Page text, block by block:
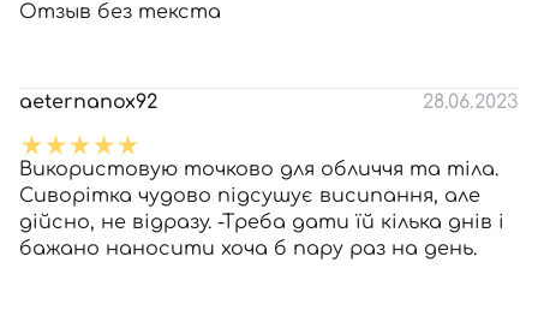
Отзыв без текста
aeternanox92 28.06.2023
Використовую точково для обличчя та тіла.
Сиворітка чудово підсушує висипання, але
дійсно, не відразу. -Треба дати їй кілька днів і
бажано наносити хоча б пару раз на день.